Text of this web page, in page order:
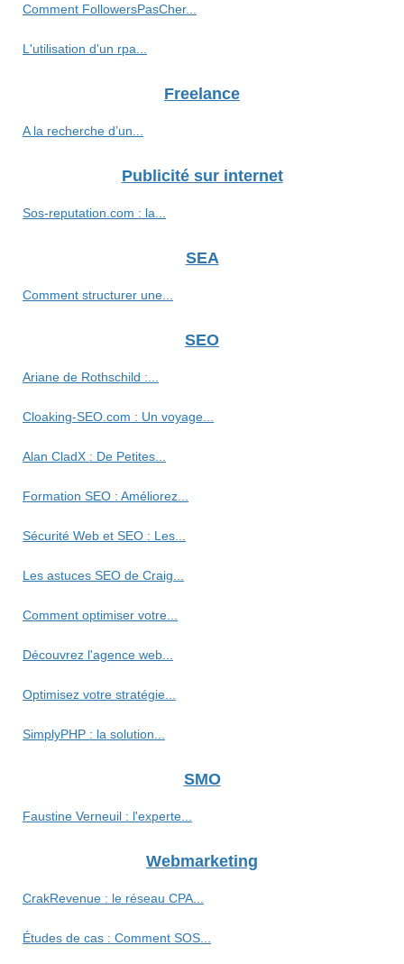
Comment FollowersPasCher...
L'utilisation d'un rpa...
Freelance
A la recherche d’un...
Publicité sur internet
Sos-reputation.com : la...
SEA
Comment structurer une...
SEO
Ariane de Rothschild :...
Cloaking-SEO.com : Un voyage...
Alan CladX : De Petites...
Formation SEO : Améliorez...
Sécurité Web et SEO : Les...
Les astuces SEO de Craig...
Comment optimiser votre...
Découvrez l'agence web...
Optimisez votre stratégie...
SimplyPHP : la solution...
SMO
Faustine Verneuil : l'experte...
Webmarketing
CrakRevenue : le réseau CPA...
Études de cas : Comment SOS...